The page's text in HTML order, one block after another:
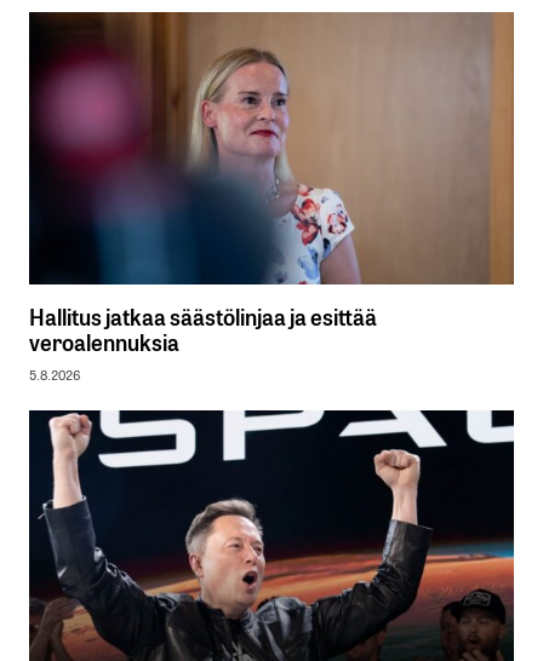
Hallitus jatkaa säästölinjaa ja esittää
veroalennuksia
5.8.2026